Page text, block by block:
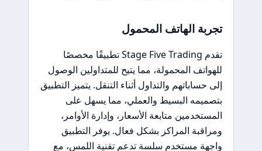
تجربة الهاتف المحمول
تقدم Stage Five Trading تطبيقًا مخصصًا
للهواتف المحمولة، مما يتيح للمتداولين الوصول
إلى حساباتهم والتداول أثناء التنقل. يتميز التطبيق
بتصميمه البسيط والعملي، مما يسهل على
المستخدمين متابعة الأسعار، وإدارة الأوامر،
ومراقبة المراكز بشكل فعال. يوفر التطبيق
واجهة مستخدم سلسة تدعم تقنية اللمس، مع